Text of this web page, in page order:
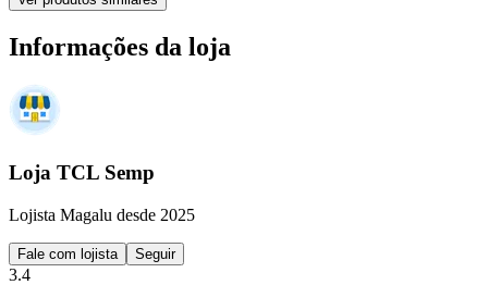
Informações da loja
Loja TCL Semp
Lojista Magalu desde 2025
Fale com lojista Seguir
3.4